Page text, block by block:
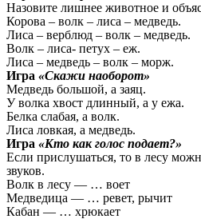
Назовите лишнее животное и
Корова – волк – лиса – медведь.
Лиса – верблюд – волк – медведь.
Волк – лиса- петух – еж.
Лиса – медведь – волк – морж.
Игра «Скажи наоборот»
Медведь большой, а заяц.
У волка хвост длинный, а у ежа.
Белка слабая, а волк.
Лиса ловкая, а медведь.
Игра «Кто как голос подает?»
Если прислушаться, то в лесу
звуков.
Волк в лесу — … воет
Медведица — … ревет, рычит
Кабан — … хрюкает